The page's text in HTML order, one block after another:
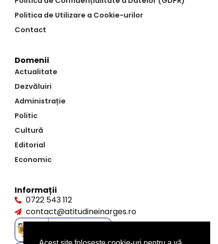
Politica de Utilizare a Cookie-urilor
Contact
Domenii
Actualitate
Dezvăluiri
Administrație
Politic
Cultură
Editorial
Economic
Informații
0722 543 112
contact@atitudineinarges.ro